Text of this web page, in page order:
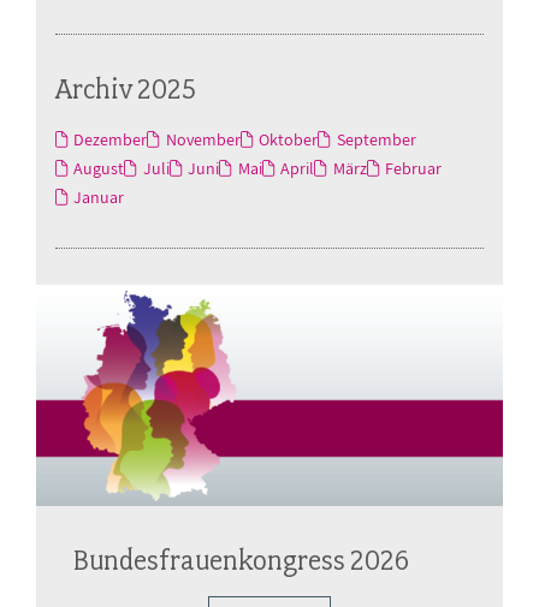
Archiv 2025
Dezember November Oktober
September
August
Juli Juni Mai April März
Februar
Januar
Bundesfrauenkongress 2026